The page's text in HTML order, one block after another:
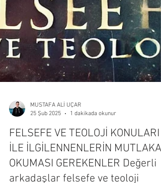
MUSTAFA ALİ UÇAR
25 Şub 2025
1 dakikada okunur
FELSEFE VE TEOLOJİ KONULARI
İLE İLGİLENNENLERİN MUTLAKA